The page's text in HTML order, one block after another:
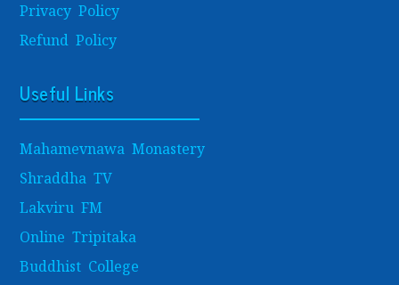
Privacy Policy
Refund Policy
Useful Links
Mahamevnawa Monastery
Shraddha TV
Lakviru FM
Online Tripitaka
Buddhist College